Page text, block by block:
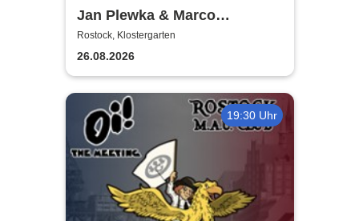
Jan Plewka & Marco
Schmedtje - Between the
Lights
Rostock, Klostergarten
26.08.2026
19:30 Uhr